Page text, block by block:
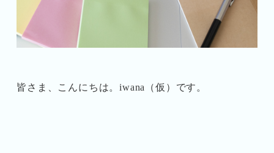
皆さま、こんにちは。iwana（仮）です。